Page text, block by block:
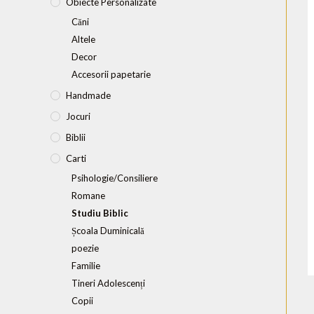
Căni
Altele
Decor
Accesorii papetarie
Handmade
Jocuri
Biblii
Carti
Psihologie/Consiliere
Romane
Studiu Biblic
Școala Duminicală
poezie
Familie
Tineri Adolescenți
Copii